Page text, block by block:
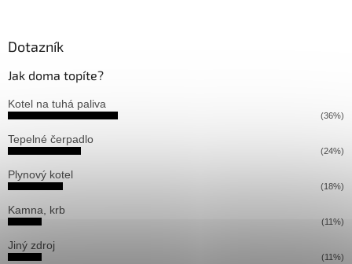
Dotazník
Jak doma topíte?
Kotel na tuhá paliva
(36%)
Tepelné čerpadlo
(24%)
Plynový kotel
(18%)
Kamna, krb
(11%)
Jiný zdroj
(11%)